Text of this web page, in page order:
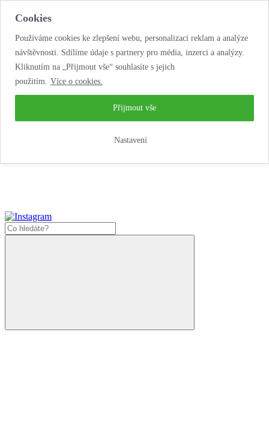
Cookies
Používáme cookies ke zlepšení webu, personalizaci reklam a analýze
návštěvnosti. Sdílíme údaje s partnery pro média, inzerci a analýzy.
Kliknutím na „Přijmout vše“ souhlasíte s jejich
použitím. Více o cookies.
Nastavení
Přijmout vše
...neobyčejná jízda životem!